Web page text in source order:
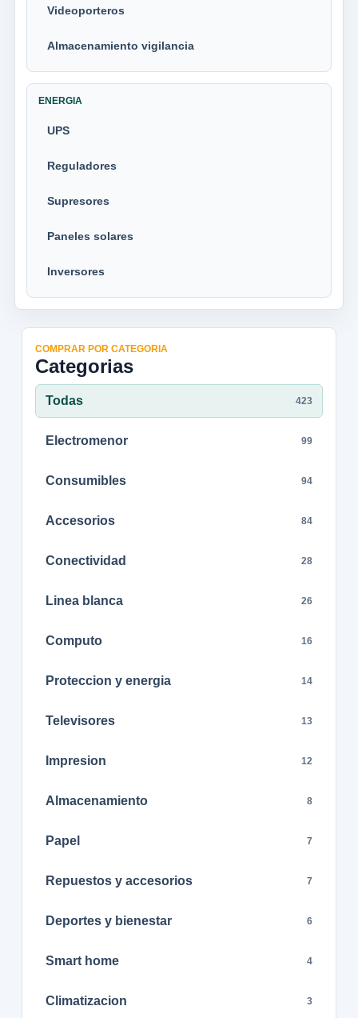
Videoporteros
Almacenamiento vigilancia
ENERGIA
UPS
Reguladores
Supresores
Paneles solares
Inversores
COMPRAR POR CATEGORIA
Categorias
Todas 423
Electromenor 99
Consumibles 94
Accesorios 84
Conectividad 28
Linea blanca 26
Computo 16
Proteccion y energia 14
Televisores 13
Impresion 12
Almacenamiento 8
Papel 7
Repuestos y accesorios 7
Deportes y bienestar 6
Smart home 4
Climatizacion 3